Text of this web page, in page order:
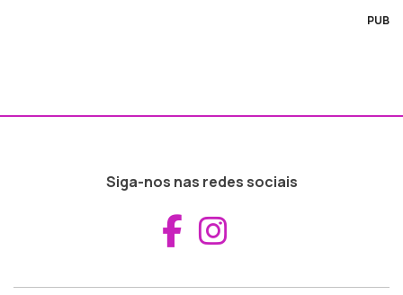
PUB
Siga-nos nas redes sociais
Aceder ao